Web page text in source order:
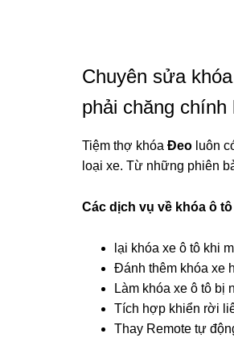
Chuyên sửa
phải chăng chính
Tiệm thợ khóa Đeo luôn
loại xe. Từ những phiên
Các dịch vụ về khóa ô
lại khóa xe ô tô khi
Đánh thêm khóa xe
Làm khóa xe ô tô bị
Tích hợp khiển rời
Thay Remote tự